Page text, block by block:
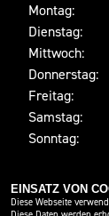
Montag:
Dienstag:
Mittwoch:
Donnerstag:
Freitag:
Samstag:
Sonntag:
SOCIAL MEDIA
EINSATZ VON
Diese Webseite